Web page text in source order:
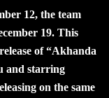
12, the team
19. This
of “Akhanda
and starring
on the same